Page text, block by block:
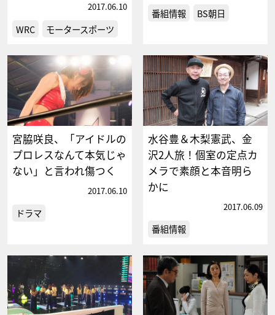
2017.06.10
WRC モータースポーツ
番組情報 BS朝日
宮脇咲良、「アイドルの
プロレスなんて本気じゃ
ない」と言われ傷つく
2017.06.10
ドラマ
水谷豊＆木梨憲武、金
沢2人旅！個室の定点カ
メラで素顔と本音明ら
かに
2017.06.09
番組情報